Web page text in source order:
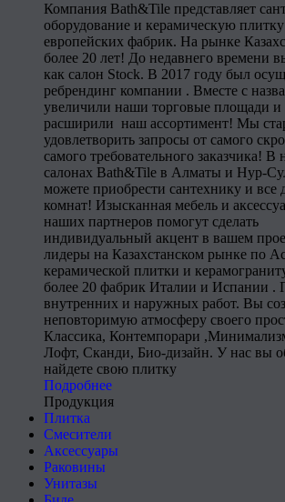
Компания Bath&Tile представляет
оборудование и керамическую
европейских фабрик. На рынке
более 20 лет! До недавнего времени
как салон Stock. В 2017 году был
ребрендинг компании . Вместе с
увеличили наши торговые площади и
расширили наш ассортимент! Мы
удовлетворить запросы от самого
самого требовательного заказчика! В
салонах Bath&Tile в Алматы и Нур-
можете приобрести сантехнику и все
комнат! Изысканная мебель и
наших партнеров помогут сделать
индивидуальный акцент в вашем
лидеры на Казахстанском рынке по
керамической плитки и
более 20 фабрик Италии и Испании .
внутренних и наружных работ. Вы
неповторимую атмосферу своего
Классика, Контемпорари
Лофт, Сканди, Био-дизайн. У нас вы
найдете свою плитку
Подробнее
Продукция
Плитка
Смесители
Аксессуары
Раковины
Унитазы